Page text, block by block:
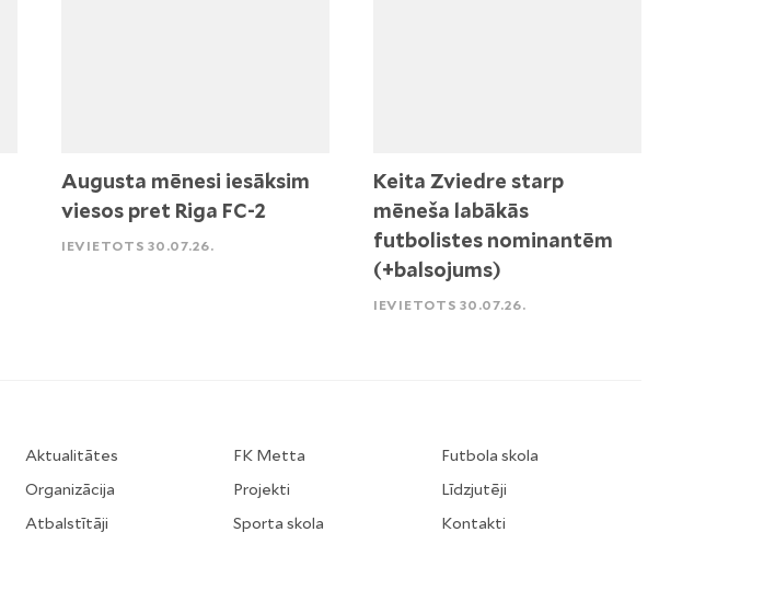
Augusta mēnesi iesāksim
viesos pret Riga FC-2
IEVIETOTS 30.07.26.
Keita Zviedre starp
mēneša labākās
futbolistes nominantēm
(+balsojums)
IEVIETOTS 30.07.26.
Aktualitātes
Organizācija
Atbalstītāji
FK Metta
Projekti
Sporta skola
Futbola skola
Līdzjutēji
Kontakti